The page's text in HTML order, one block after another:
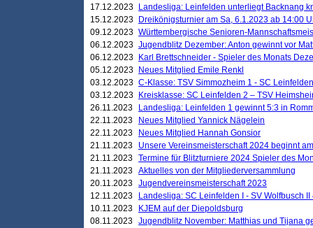
17.12.2023
Landesliga: Leinfelden unterliegt Backnang
15.12.2023
Dreikönigsturnier am Sa, 6.1.2023 ab 14:00
09.12.2023 Württembergische Senioren-
06.12.2023 Jugendblitz Dezember: Anton gewinnt vor
06.12.2023
Karl Brettschneider - Spieler des Monats
05.12.2023
Neues Mitglied Emile Renkl
03.12.2023 C-Klasse: TSV Simmozheim 1 - SC
03.12.2023
Kreisklasse: SC Leinfelden 2 – TSV
26.11.2023
Landesliga: Leinfelden 1 gewinnt 5:3 in
22.11.2023
Neues Mitglied Yannick Nägelein
22.11.2023
Neues Mitglied Hannah Gonsior
21.11.2023
Unsere Vereinsmeisterschaft 2024 beginnt
21.11.2023 Termine für Blitzturniere 2024 Spieler des
21.11.2023 Aktuelles von der Mitgliederversammlung
20.11.2023 Jugendvereinsmeisterschaft 2023
12.11.2023
Landesliga: SC Leinfelden I - SV Wolfbusch II
10.11.2023
KJEM auf der Diepoldsburg
08.11.2023 Jugendblitz November: Matthias und Tijana